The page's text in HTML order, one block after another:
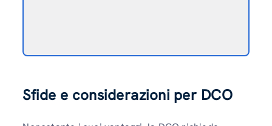
Sfide e considerazioni per DCO